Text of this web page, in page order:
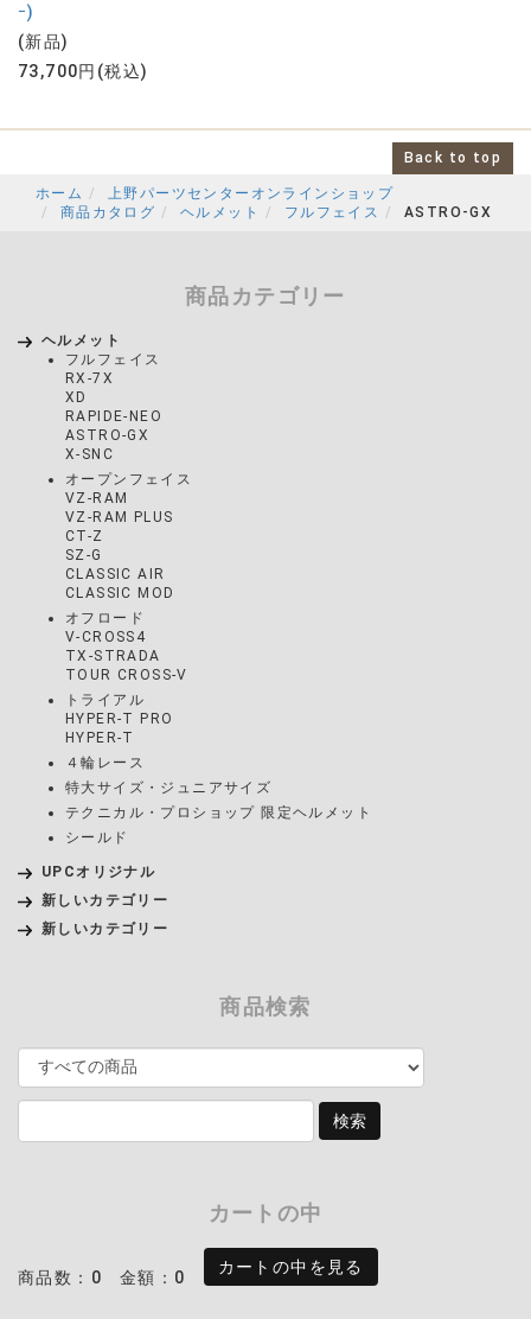
ｰ)
(新品)
73,700円(税込)
Back to top
ホーム
上野パーツセンターオンラインショップ
商品カタログ
ヘルメット フルフェイス ASTRO-GX
商品カテゴリー
ヘルメット
フルフェイス
RX-7X
XD
RAPIDE-NEO
ASTRO-GX
X-SNC
オープンフェイス
VZ-RAM
VZ-RAM PLUS
CT-Z
SZ-G
CLASSIC AIR
CLASSIC MOD
オフロード
V-CROSS4
TX-STRADA
TOUR CROSS-V
トライアル
HYPER-T PRO
HYPER-T
４輪レース
特大サイズ・ジュニアサイズ
テクニカル・プロショップ 限定ヘルメット
シールド
UPCオリジナル
新しいカテゴリー
新しいカテゴリー
商品検索
カートの中
商品数：0 金額：0
カートの中を見る